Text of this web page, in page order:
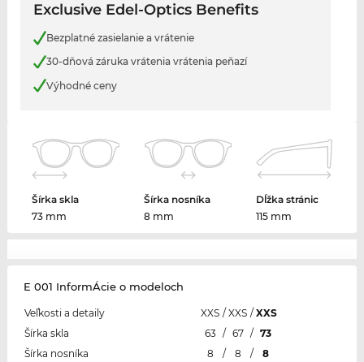
Exclusive Edel-Optics Benefits
Bezplatné zasielanie a vrátenie
30-dňová záruka vrátenia vrátenia peňazí
Výhodné ceny
Šírka skla
73 mm
Šírka nosníka
8 mm
Dĺžka stránic
115 mm
E 001 InformÁcie o modeloch
Veľkosti a detaily XXS / XXS / XXS
Šírka skla
63 / 67 / 73
Šírka nosníka
8 / 8 /
8